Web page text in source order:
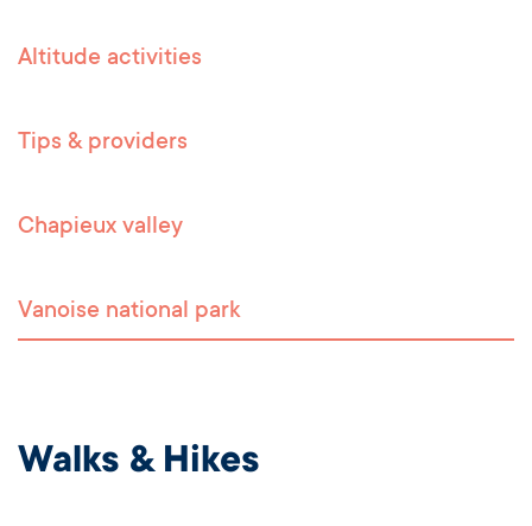
Altitude activities
Tips & providers
Chapieux valley
Vanoise national park
Walks & Hikes